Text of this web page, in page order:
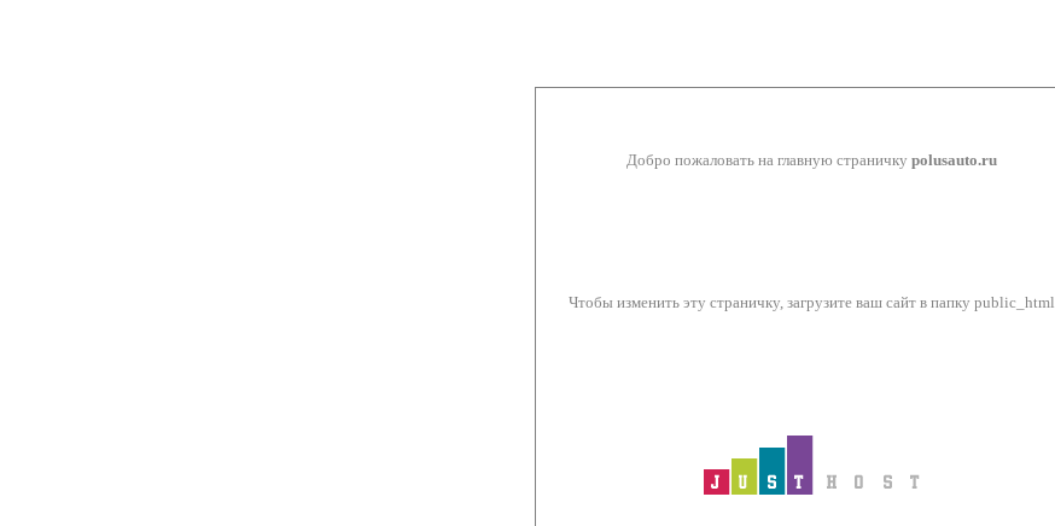
Добро пожаловать на главную страничку polusauto.ru
Чтобы изменить эту страничку, загрузите ваш сайт в папку public_html